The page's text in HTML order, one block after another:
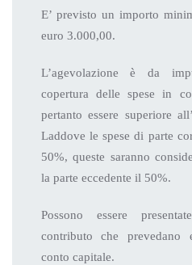
E’ previsto un importo
euro 3.000,00.
L’agevolazione è da
copertura delle spese in
pertanto essere superiore
Laddove le spese di parte
50%, queste saranno
la parte eccedente il 50%.
Possono essere
contributo che prevedano
conto capitale.